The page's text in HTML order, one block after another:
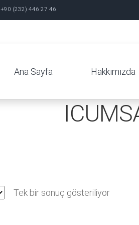
+90 (232) 446 27 46
Ana Sayfa Hakkımızda
Tek bir sonuç gösteriliyor